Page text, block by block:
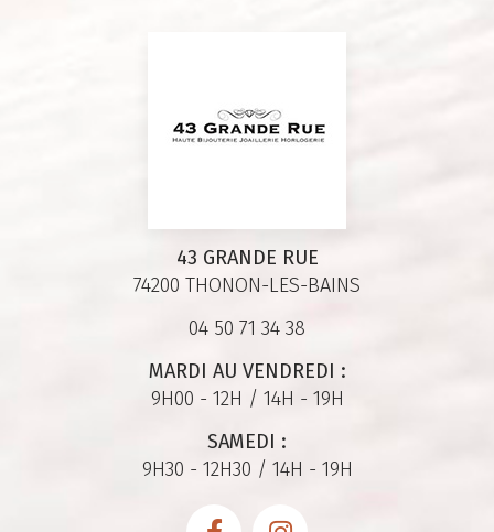
43 GRANDE RUE
74200 THONON-LES-BAINS
04 50 71 34 38
MARDI AU VENDREDI :
9H00 - 12H / 14H - 19H
SAMEDI :
9H30 - 12H30 / 14H - 19H